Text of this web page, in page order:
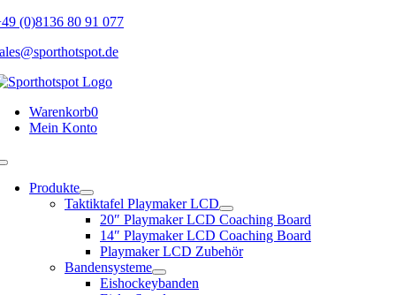
Skip
content
(0)8136 80 91 077
Warenkorb0
Mein Konto
Toggle
NavigationProdukte
Taktiktafel Playmaker LCD
20″ Playmaker LCD Coaching Board
14″ Playmaker LCD Coaching Board
Playmaker LCD Zubehör
Bandensysteme
Eishockeybanden